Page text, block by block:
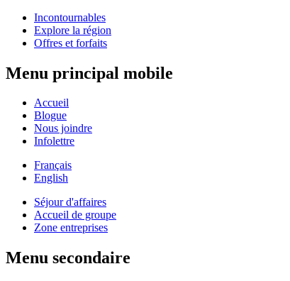
Incontournables
Explore la région
Offres et forfaits
Menu principal mobile
Accueil
Blogue
Nous joindre
Infolettre
Français
English
Séjour d'affaires
Accueil de groupe
Zone entreprises
Menu secondaire